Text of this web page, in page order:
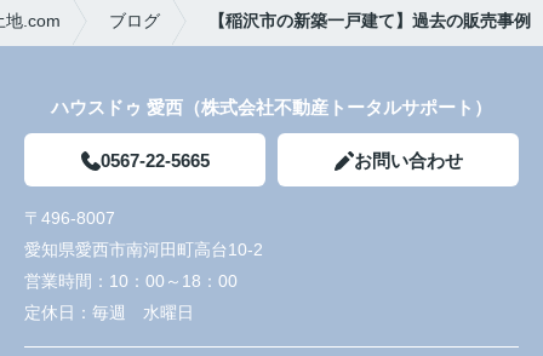
地.com ブログ 【稲沢市の新築一戸建て】過去の販売事例
ハウスドゥ 愛西（株式会社不動産トータルサポート）
0567-22-5665 お問い合わせ
〒496-8007
愛知県愛西市南河田町高台10-2
営業時間： 10：00～18：00
定休日： 毎週 水曜日